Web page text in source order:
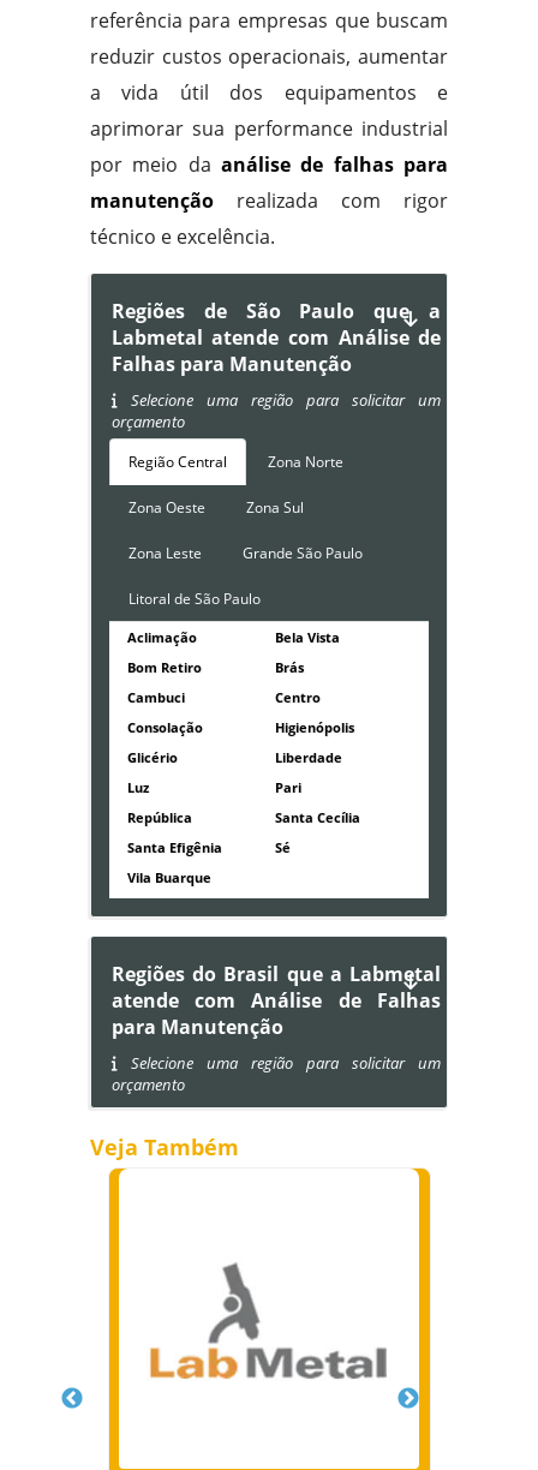
referência para empresas que buscam
reduzir custos operacionais, aumentar
a vida útil dos equipamentos e
aprimorar sua performance industrial
por meio da análise de falhas para
manutençãorealizada com rigor
técnico e excelência.
Regiões de São Paulo que a
Labmetal atende com Análise de
Falhas para Manutenção
Selecione uma região para solicitar um
orçamento
Região Central Zona Norte
Zona Oeste Zona Sul
Zona Leste Grande São Paulo
Litoral de São Paulo
Aclimação
Bela Vista
Bom Retiro
Brás
Cambuci
Centro
Consolação
Higienópolis
Glicério
Liberdade
Luz
Pari
República
Santa Cecília
Santa Efigênia
Sé
Vila Buarque
Regiões do Brasil que a Labmetal
atende com Análise de Falhas
para Manutenção
Selecione uma região para solicitar um
orçamento
Veja Também